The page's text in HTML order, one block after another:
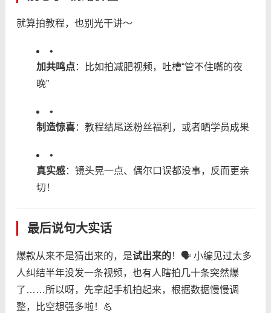
就算拍教程，也别光干讲～
•
​加共鸣点​​：比如拍减肥视频，吐槽“管不住嘴的夜
晚”
•
​制造惊喜​​：教程结尾送粉丝福利，或者晒学员成果
•
​真实感​​：镜头晃一点、偶尔口误都没事，反而更亲
切！
最后说句大实话
爆款从来不是猜出来的，是​​试出来的​​！🗣️ 小编见过太多
人纠结半年没发一条视频，也有人瞎拍几十条突然爆
了……所以呀，先拿起手机拍起来，根据数据慢慢调
整，比空想强多啦！💪